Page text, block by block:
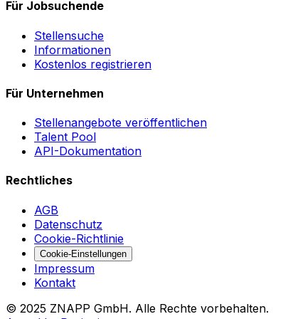
Für Jobsuchende
Stellensuche
Informationen
Kostenlos registrieren
Für Unternehmen
Stellenangebote veröffentlichen
Talent Pool
API-Dokumentation
Rechtliches
AGB
Datenschutz
Cookie-Richtlinie
Cookie-Einstellungen
Impressum
Kontakt
© 2025 ZNAPP GmbH. Alle Rechte vorbehalten.